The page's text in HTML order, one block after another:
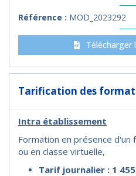
Référence : MOD_2023292
Télécharger
Tarification des
Intra établissement
Formation en présence
ou en classe virtuelle,
Tarif journalier : 1